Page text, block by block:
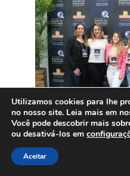
Utilizamos cookies para lhe
no nosso site. Leia mais em
Você pode descobrir mais
ou desativá-los em
Aceitar